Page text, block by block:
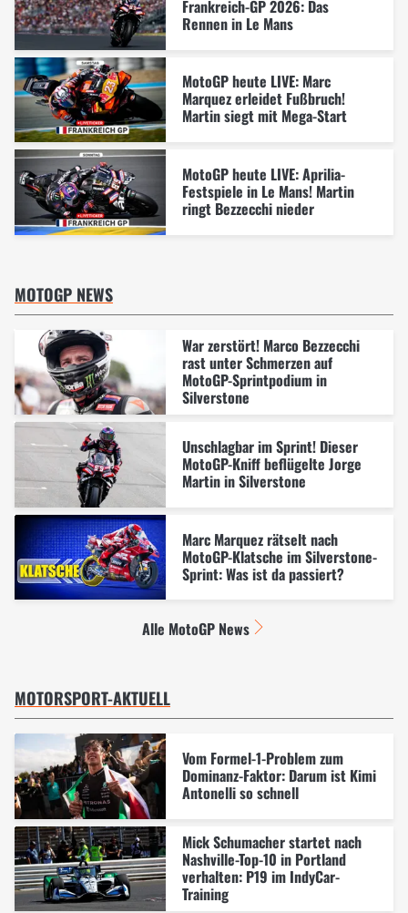
Frankreich-GP 2026: Das
Rennen in Le Mans
MotoGP heute LIVE: Marc
Marquez erleidet Fußbruch!
Martin siegt mit Mega-Start
MotoGP heute LIVE: Aprilia-
Festspiele in Le Mans! Martin
ringt Bezzecchi nieder
MOTOGP NEWS
War zerstört! Marco Bezzecchi
rast unter Schmerzen auf
MotoGP-Sprintpodium in
Silverstone
Unschlagbar im Sprint! Dieser
MotoGP-Kniff beflügelte Jorge
Martin in Silverstone
Marc Marquez rätselt nach
MotoGP-Klatsche im Silverstone-
Sprint: Was ist da passiert?
Alle MotoGP News
MOTORSPORT-AKTUELL
Vom Formel-1-Problem zum
Dominanz-Faktor: Darum ist Kimi
Antonelli so schnell
Mick Schumacher startet nach
Nashville-Top-10 in Portland
verhalten: P19 im IndyCar-
Training